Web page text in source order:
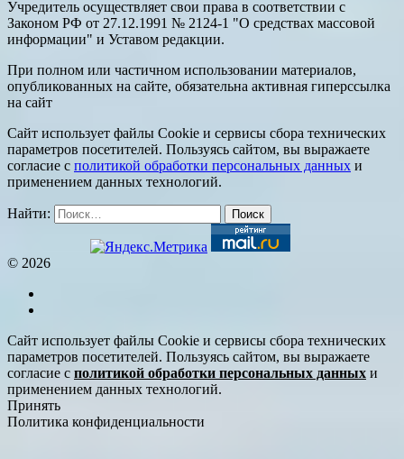
Учредитель осуществляет свои права в соответствии с
Законом РФ от 27.12.1991 № 2124-1 "О средствах массовой
информации" и Уставом редакции.
При полном или частичном использовании материалов,
опубликованных на сайте, обязательна активная гиперссылка
на сайт
Сайт использует файлы Cookie и сервисы сбора технических
параметров посетителей. Пользуясь сайтом, вы выражаете
согласие с политикой обработки персональных данных и
применением данных технологий.
Найти:
© 2026
Сайт использует файлы Cookie и сервисы сбора технических
параметров посетителей. Пользуясь сайтом, вы выражаете
согласие с политикой обработки персональных данных и
применением данных технологий.
Принять
Политика конфиденциальности